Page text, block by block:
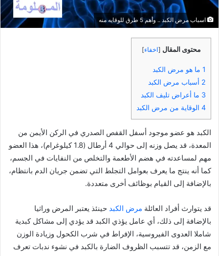
اسباب مرض الكبد .. وأهم 5 طرق للوقايه منه
محتوى المقال [اخفاء]
1 ما هو مرض الكبد
2 أسباب مرض الكبد
3 ما أعراض تليف الكبد
4 الوقاية من مرض الكبد
الكبد هو عضو موجود أسفل القفص الصدري في الركن الأيمن من
المعدة، قد يصل وزنه إلى حوالي 4 أرطال (1.8 كيلوغرام)، هذا العضو
مهم لمساعدته في هضم الأطعمة والتخلص من النفايات في الجسم،
كما أنه ينتج ما يعرف بعوامل التجلط التي تضمن جريان الدم بانتظام،
بالإضافة إلى القيام بوظائف أخرى متعددة.
قد يتوارث أفراد العائلة مرض الكبد حينئذ يعتبر المرض وراثيا
بالإضافة إلى ذلك، أي عامل يؤذي الكبد قد يؤدي إلى مشاكل كبدية
شاملا العدوى الفيروسية، الإفراط في شرب الكحول وزيادة الوزن
مع الزمن، قد تتسبب الظروف الضارة بالكبد في نشوء ندبات تعرف